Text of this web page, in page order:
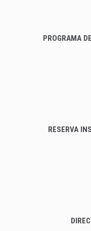
PROGRAMA
RESERVA